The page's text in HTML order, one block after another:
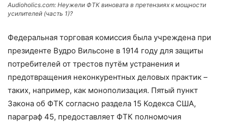
Audioholics.com: Неужели ФТК виновата в претензиях к мощности
усилителей (часть 1)?
Федеральная торговая комиссия была учреждена при
президенте Вудро Вильсоне в 1914 году для защиты
потребителей от трестов путём устранения и
предотвращения неконкурентных деловых практик –
таких, например, как монополизация. Пятый пункт
Закона об ФТК согласно раздела 15 Кодекса США,
параграф 45, предоставляет ФТК полномочия